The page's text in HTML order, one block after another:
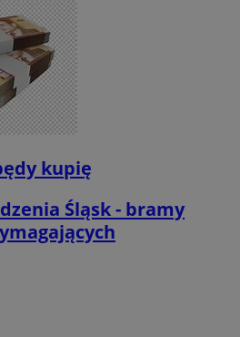
kupię
Śląsk - bramy